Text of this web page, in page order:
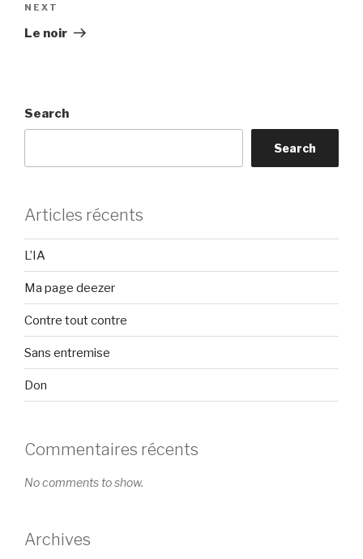
Next
Post
NEXT
Le noir
Search
Search
Articles récents
L’IA
Ma page deezer
Contre tout contre
Sans entremise
Don
Commentaires récents
No comments to show.
Archives